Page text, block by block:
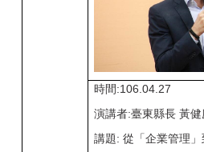
時間:106.04.27
演講者:臺東縣長 黃健
講題: 從「企業管理」